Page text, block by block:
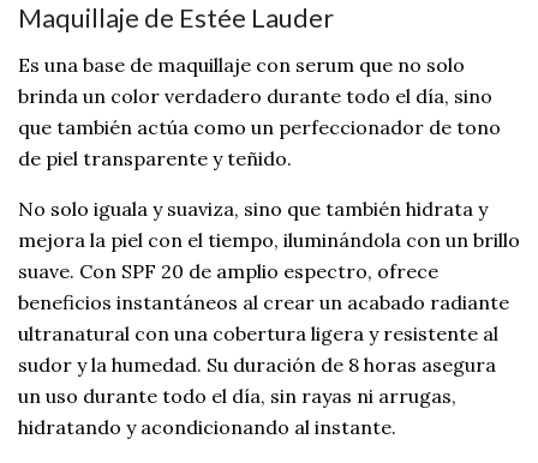
Maquillaje de Estée Lauder
Es una base de maquillaje con serum que no solo
brinda un color verdadero durante todo el día, sino
que también actúa como un perfeccionador de tono
de piel transparente y teñido.
No solo iguala y suaviza, sino que también hidrata y
mejora la piel con el tiempo, iluminándola con un brillo
suave. Con SPF 20 de amplio espectro, ofrece
beneficios instantáneos al crear un acabado radiante
ultranatural con una cobertura ligera y resistente al
sudor y la humedad. Su duración de 8 horas asegura
un uso durante todo el día, sin rayas ni arrugas,
hidratando y acondicionando al instante.